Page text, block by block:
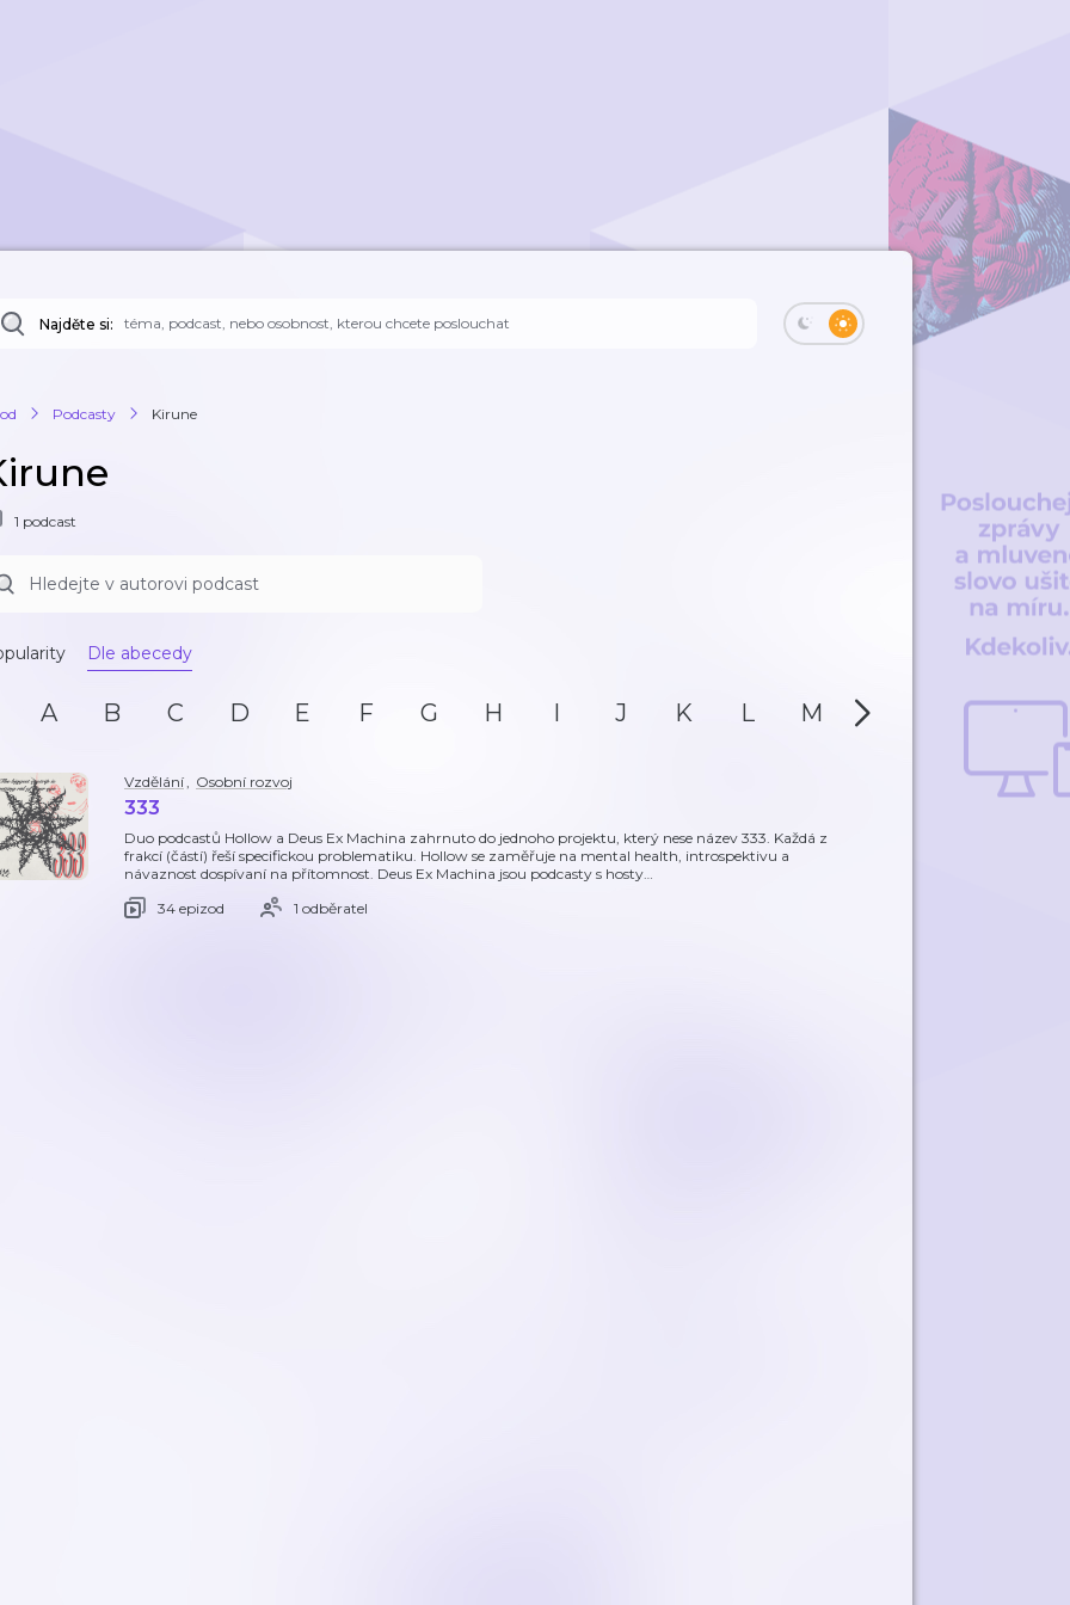
Najděte si:
Podcasty Kirune
1 podcast
Dle abecedy
A B C D E F G H I J K L M N P
Vzdělání, Osobní rozvoj
333
Duo podcastů Hollow a Deus Ex Machina zahrnuto do jednoho projektu, který nese název 333. Každá z
frakcí (částí) řeší specifickou problematiku. Hollow se zaměřuje na mental health, introspektivu a
návaznost dospívaní na přítomnost. Deus Ex Machina jsou podcasty s hosty…
34 epizod
1 odběratel